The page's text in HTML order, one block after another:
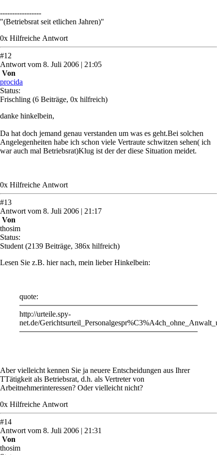
-----------------
"(Betriebsrat seit etlichen Jahren)"
0x Hilfreiche Antwort
#12
Antwort vom 8. Juli 2006 | 21:05
Von
procida
Status:
Frischling (6 Beiträge, 0x hilfreich)
danke hinkelbein,
Da hat doch jemand genau verstanden um was es geht.Bei solchen
Angelegenheiten habe ich schon viele Vertraute schwitzen sehen( ich
war auch mal Betriebsrat)Klug ist der der diese Situation meidet.
0x Hilfreiche Antwort
#13
Antwort vom 8. Juli 2006 | 21:17
Von
thosim
Status:
Student (2139 Beiträge, 386x hilfreich)
Lesen Sie z.B. hier nach, mein lieber Hinkelbein:
quote:
http://urteile.spy-
net.de/
Aber vielleicht kennen Sie ja neuere Entscheidungen aus Ihrer
TTätigkeit als Betriebsrat, d.h. als Vertreter von
Arbeitnehmerinteressen? Oder vielleicht nicht?
0x Hilfreiche Antwort
#14
Antwort vom 8. Juli 2006 | 21:31
Von
thosim